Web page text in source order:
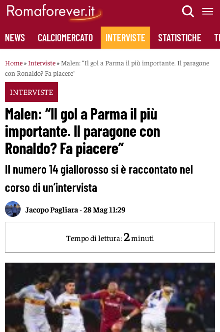
Skip
content
NEWS CALCIOMERCATO INTERVISTE STATISTICHE
Home»Interviste» Malen: “Il gol a Parma il più importante. Il paragone
con Ronaldo? Fa piacere”
INTERVISTE
Malen: “Il gol a Parma il più
importante. Il paragone con
Ronaldo? Fa piacere”
Il numero 14 giallorosso si è raccontato nel
corso di un’intervista
Jacopo Pagliara -28 Mag 11:29
Tempo di lettura: 2minuti